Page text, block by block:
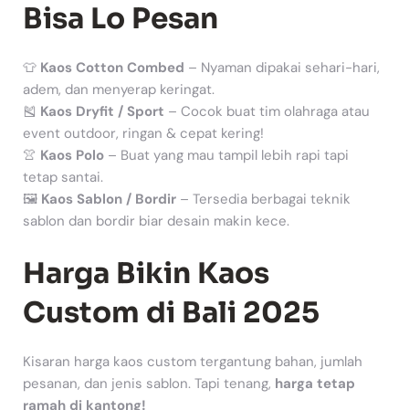
Bisa Lo Pesan
👕 Kaos Cotton Combed – Nyaman dipakai sehari-hari,
adem, dan menyerap keringat.
🎽 Kaos Dryfit / Sport – Cocok buat tim olahraga atau
event outdoor, ringan & cepat kering!
👚 Kaos Polo – Buat yang mau tampil lebih rapi tapi
tetap santai.
🖼 Kaos Sablon / Bordir – Tersedia berbagai teknik
sablon dan bordir biar desain makin kece.
Harga Bikin Kaos
Custom di Bali 2025
Kisaran harga kaos custom tergantung bahan, jumlah
pesanan, dan jenis sablon. Tapi tenang, harga tetap
ramah di kantong!